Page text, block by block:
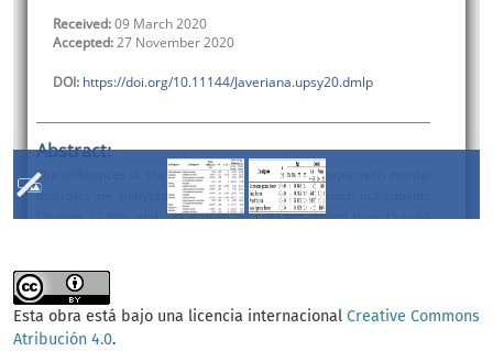
Esta obra está bajo una licencia internacional Creative Commons
Atribución 4.0.